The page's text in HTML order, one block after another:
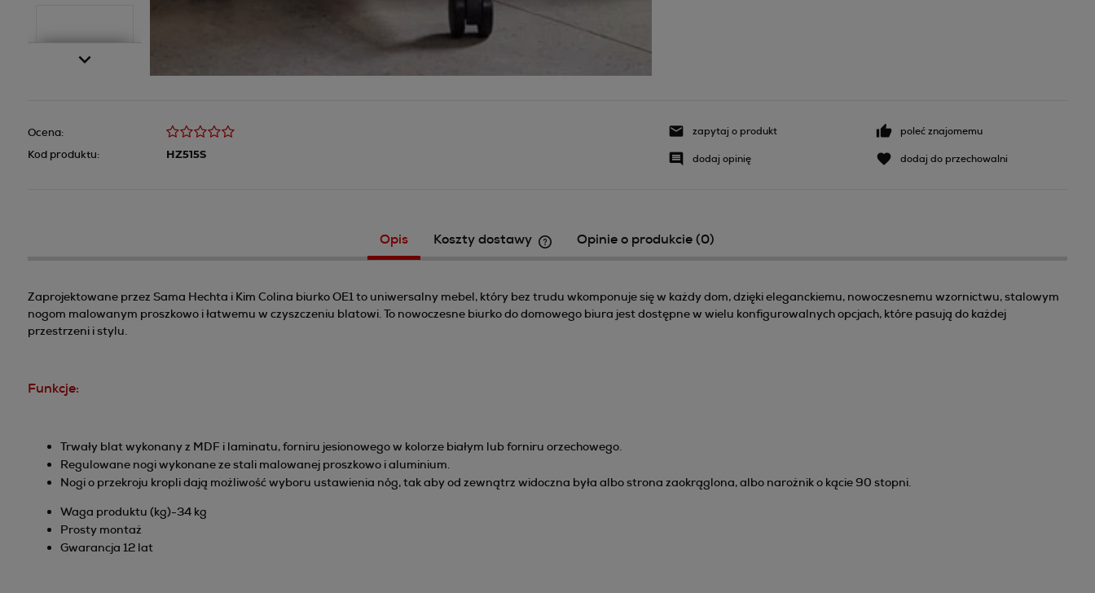
Ocena:
Kod produktu:
HZ515S
zapytaj o produkt poleć znajomemu
dodaj opinię dodaj do przechowalni
Opis Koszty dostawy
płatności
Opinie o produkcie (0)
Zaprojektowane przez Sama Hechta i Kim Colina biurko OE1 to uniwersalny mebel, który bez trudu wkomponuje się w każdy dom, dzięki eleganckiemu, nowoczesnemu wzornictwu, stalowym
nogom malowanym proszkowo i łatwemu w czyszczeniu blatowi. To nowoczesne biurko do domowego biura jest dostępne w wielu konfigurowalnych opcjach, które pasują do każdej
przestrzeni i stylu.
Funkcje:
Trwały blat wykonany z MDF i laminatu, forniru jesionowego w kolorze białym lub forniru orzechowego.
Regulowane nogi wykonane ze stali malowanej proszkowo i aluminium.
Nogi o przekroju kropli dają możliwość wyboru ustawienia nóg, tak aby od zewnątrz widoczna była albo strona zaokrąglona, albo narożnik o kącie 90 stopni.
Waga produktu (kg)-34 kg
Prosty montaż
Gwarancja 12 lat